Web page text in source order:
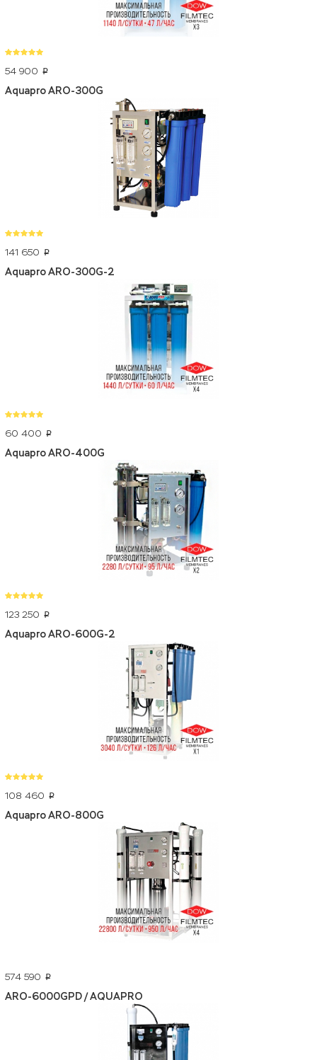
54 900 p
Aquapro ARO-300G
141 650 p
Aquapro ARO-300G-2
60 400 p
Aquapro ARO-400G
123 250 p
Aquapro ARO-600G-2
108 460 p
Aquapro ARO-800G
574 590 p
ARO-6000GPD / AQUAPRO